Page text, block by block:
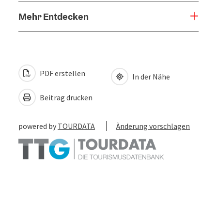
Mehr Entdecken
PDF erstellen
Beitrag drucken
In der Nähe
powered by TOURDATA Änderung vorschlagen